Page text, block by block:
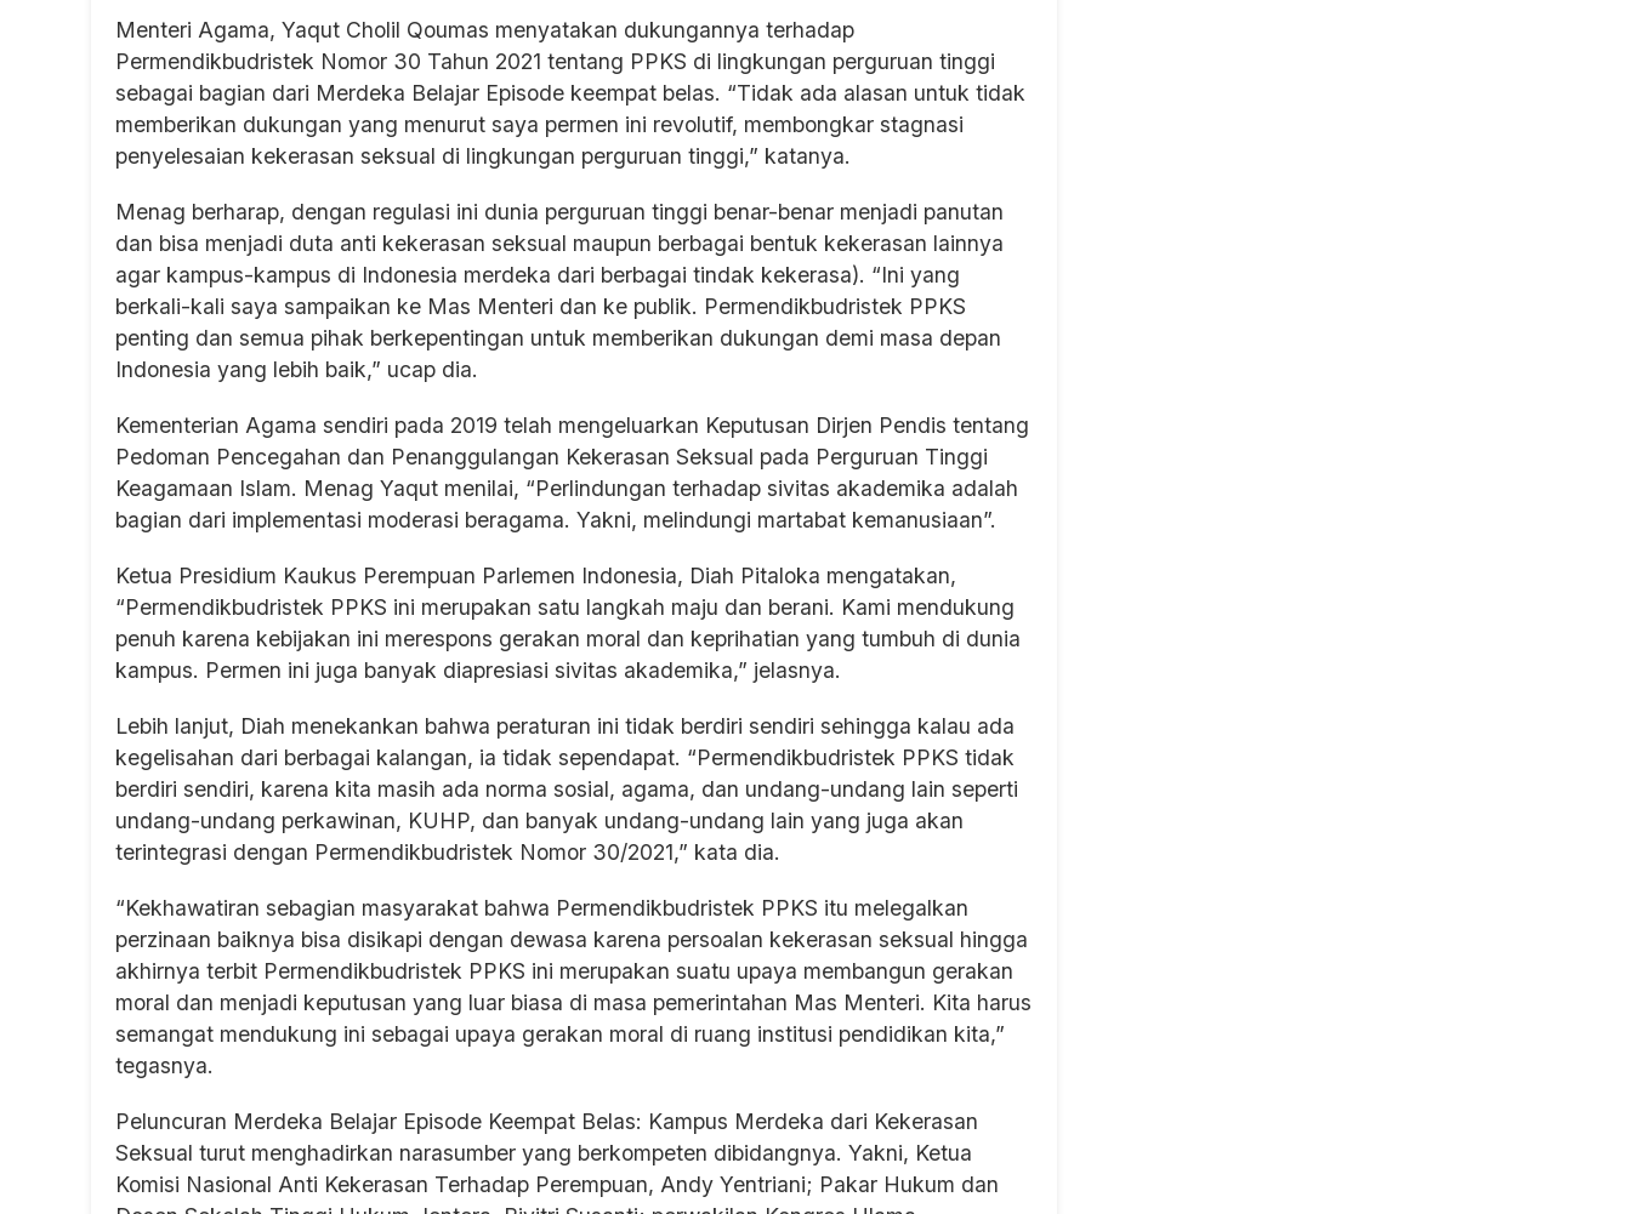
Menteri Agama, Yaqut Cholil Qoumas menyatakan dukungannya terhadap
Permendikbudristek Nomor 30 Tahun 2021 tentang PPKS di lingkungan perguruan tinggi
sebagai bagian dari Merdeka Belajar Episode keempat belas. “Tidak ada alasan untuk tidak
memberikan dukungan yang menurut saya permen ini revolutif, membongkar stagnasi
penyelesaian kekerasan seksual di lingkungan perguruan tinggi,” katanya.
Menag berharap, dengan regulasi ini dunia perguruan tinggi benar-benar menjadi panutan
dan bisa menjadi duta anti kekerasan seksual maupun berbagai bentuk kekerasan lainnya
agar kampus-kampus di Indonesia merdeka dari berbagai tindak kekerasa). “Ini yang
berkali-kali saya sampaikan ke Mas Menteri dan ke publik. Permendikbudristek PPKS
penting dan semua pihak berkepentingan untuk memberikan dukungan demi masa depan
Indonesia yang lebih baik,” ucap dia.
Kementerian Agama sendiri pada 2019 telah mengeluarkan Keputusan Dirjen Pendis tentang
Pedoman Pencegahan dan Penanggulangan Kekerasan Seksual pada Perguruan Tinggi
Keagamaan Islam. Menag Yaqut menilai, “Perlindungan terhadap sivitas akademika adalah
bagian dari implementasi moderasi beragama. Yakni, melindungi martabat kemanusiaan”.
Ketua Presidium Kaukus Perempuan Parlemen Indonesia, Diah Pitaloka mengatakan,
“Permendikbudristek PPKS ini merupakan satu langkah maju dan berani. Kami mendukung
penuh karena kebijakan ini merespons gerakan moral dan keprihatian yang tumbuh di dunia
kampus. Permen ini juga banyak diapresiasi sivitas akademika,” jelasnya.
Lebih lanjut, Diah menekankan bahwa peraturan ini tidak berdiri sendiri sehingga kalau ada
kegelisahan dari berbagai kalangan, ia tidak sependapat. “Permendikbudristek PPKS tidak
berdiri sendiri, karena kita masih ada norma sosial, agama, dan undang-undang lain seperti
undang-undang perkawinan, KUHP, dan banyak undang-undang lain yang juga akan
terintegrasi dengan Permendikbudristek Nomor 30/2021,” kata dia.
“Kekhawatiran sebagian masyarakat bahwa Permendikbudristek PPKS itu melegalkan
perzinaan baiknya bisa disikapi dengan dewasa karena persoalan kekerasan seksual hingga
akhirnya terbit Permendikbudristek PPKS ini merupakan suatu upaya membangun gerakan
moral dan menjadi keputusan yang luar biasa di masa pemerintahan Mas Menteri. Kita harus
semangat mendukung ini sebagai upaya gerakan moral di ruang institusi pendidikan kita,”
tegasnya.
Peluncuran Merdeka Belajar Episode Keempat Belas: Kampus Merdeka dari Kekerasan
Seksual turut menghadirkan narasumber yang berkompeten dibidangnya. Yakni, Ketua
Komisi Nasional Anti Kekerasan Terhadap Perempuan, Andy Yentriani; Pakar Hukum dan